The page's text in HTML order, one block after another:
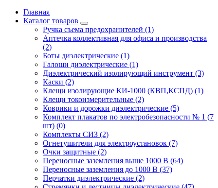
Главная
Каталог товаров
Ручка съема предохранителей (1)
Аптечка коллективная для офиса и производства
(2)
Боты диэлектрические (1)
Галоши диэлектрические (1)
Диэлектрический изолирующий инструмент (3)
Каски (2)
Клещи изолирующие КИ-1000 (КВП,КСПД) (1)
Клещи токоизмерительные (2)
Коврики и дорожки диэлектрические (5)
Комплект плакатов по электробезопасности № 1 (7
шт) (0)
Комплекты СИЗ (2)
Огнетушители для электроустановок (7)
Очки защитные (2)
Переносные заземления выше 1000 В (64)
Переносные заземления до 1000 В (37)
Перчатки диэлектрические (2)